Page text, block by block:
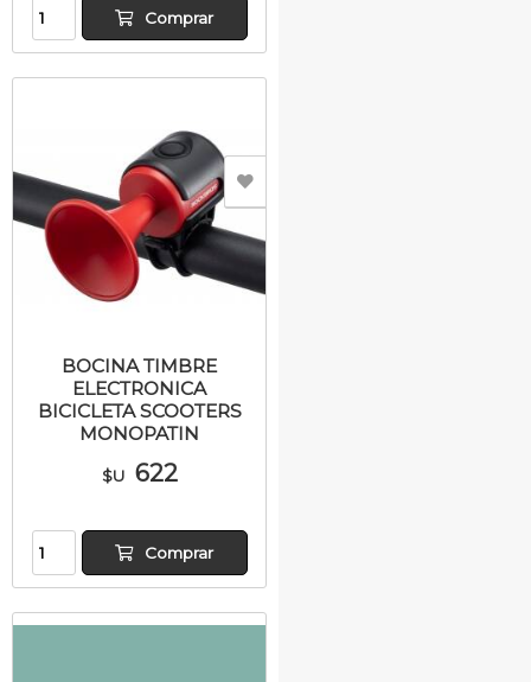
Comprar
BOCINA TIMBRE
ELECTRONICA
BICICLETA SCOOTERS
MONOPATIN
$U 622
Comprar